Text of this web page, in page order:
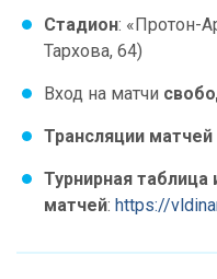
Стадион: «Протон-
Тархова, 64)
Вход на матчи
Трансляции матчей
Турнирная таблица
матчей: https://